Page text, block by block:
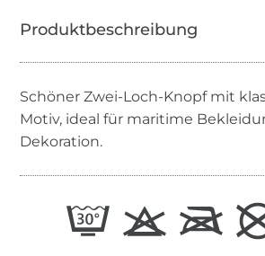
Schöner Zwei-Loch-Knopf mit
Motiv, ideal für maritime
Dekoration.